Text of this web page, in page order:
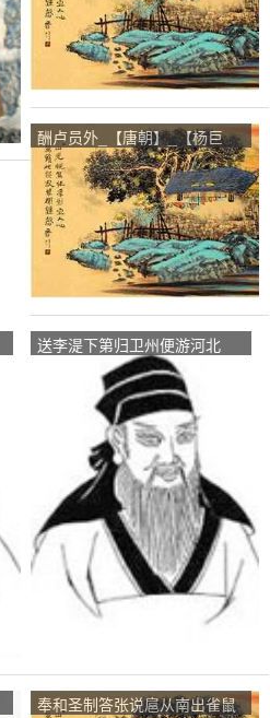
酬卢员外_【唐朝】_【杨巨
源】
送李湜下第归卫州便游河北
_【唐朝】_【韩翃】
奉和圣制答张说扈从南出雀鼠